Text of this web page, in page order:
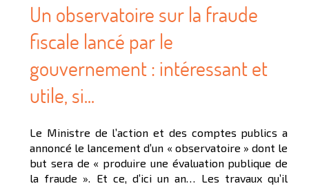
Un observatoire sur la fraude
fiscale lancé par le
gouvernement : intéressant et
utile, si...
Le Ministre de l’action et des comptes publics a
annoncé le lancement d’un « observatoire » dont le
but sera de « produire une évaluation publique de
la fraude ». Et ce, d’ici un an… Les travaux qu’il